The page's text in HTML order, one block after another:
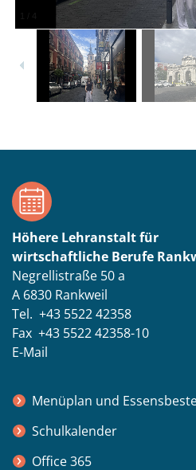
4
Höhere Lehranstalt für
wirtschaftliche Berufe
Negrellistraße 50 a
A 6830 Rankweil
Tel. +43 5522 42358
Fax +43 5522 42358-10
E-Mail
Menüplan und
Schulkalender
Office 365